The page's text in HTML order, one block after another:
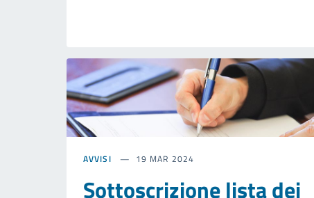
AVVISI 19 MAR 2024
Sottoscrizione lista dei